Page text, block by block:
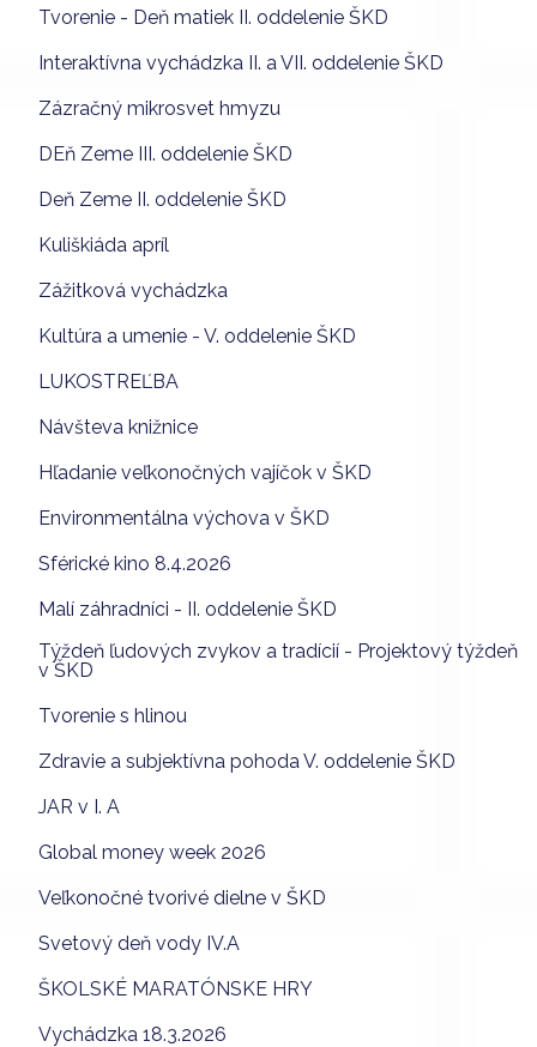
Tvorenie - Deň matiek II. oddelenie ŠKD
Interaktívna vychádzka II. a VII. oddelenie ŠKD
Zázračný mikrosvet hmyzu
DEň Zeme III. oddelenie ŠKD
Deň Zeme II. oddelenie ŠKD
Kuliškiáda apríl
Zážitková vychádzka
Kultúra a umenie - V. oddelenie ŠKD
LUKOSTREĽBA
Návšteva knižnice
Hľadanie veľkonočných vajíčok v ŠKD
Environmentálna výchova v ŠKD
Sférické kino 8.4.2026
Malí záhradníci - II. oddelenie ŠKD
Týždeň ľudových zvykov a tradícií - Projektový týždeň
v ŠKD
Tvorenie s hlinou
Zdravie a subjektívna pohoda V. oddelenie ŠKD
JAR v I. A
Global money week 2026
Veľkonočné tvorivé dielne v ŠKD
Svetový deň vody IV.A
ŠKOLSKÉ MARATÓNSKE HRY
Vychádzka 18.3.2026